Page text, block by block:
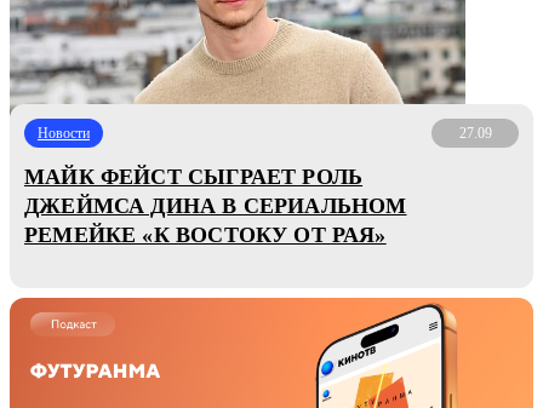
Новости 27.09
МАЙК ФЕЙСТ СЫГРАЕТ РОЛЬ
ДЖЕЙМСА ДИНА В СЕРИАЛЬНОМ
РЕМЕЙКЕ «К ВОСТОКУ ОТ РАЯ»